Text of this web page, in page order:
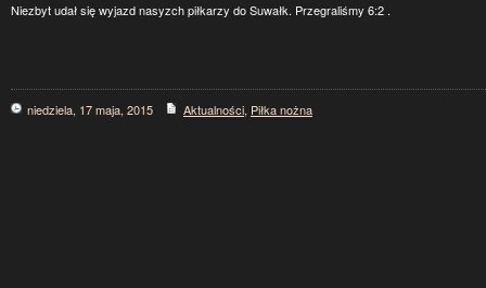
Niezbyt udał się wyjazd nasyzch piłkarzy do Suwałk. Przegraliśmy 6:2 .
niedziela, 17 maja, 2015 Aktualności, Piłka nożna